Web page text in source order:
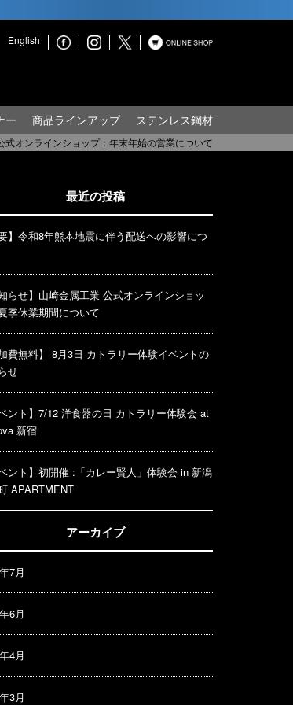
English
ー 商品ラインアップ ステンレス鋼材
式オンラインショップ：年末年始の営業について
最近の投稿
要】令和8年熊本地震に伴う配送への影響につ
知らせ】山崎金属工業 公式オンラインショッ
季休業期間について
加費無料】 8月3日 カトラリー体験イベントの
せ
ベント】7/12 洋食器の日 カトラリー体験会 at
新宿
ベント】初開催 :「カレー賢人」体験会 in 新潟
APARTMENT
アーカイブ
7月
6月
4月
3月